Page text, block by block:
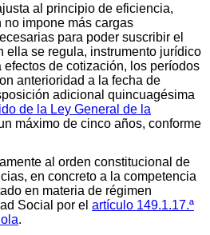
al principio de eficiencia,
impone más cargas
para poder suscribir el
ella se regula, instrumento jurídico
efectos de cotización, los períodos
anterioridad a la fecha de
adicional quincuagésima
de la Ley General de la
máximo de cinco años, conforme
al orden constitucional de
en concreto a la competencia
en materia de régimen
Social por el artículo 149.1.17.ª
.